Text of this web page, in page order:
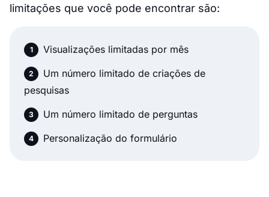
limitações que você pode encontrar são:
Visualizações limitadas por mês
Um número limitado de criações de
pesquisas
Um número limitado de perguntas
Personalização do formulário